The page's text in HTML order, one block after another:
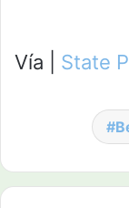
Vía | State